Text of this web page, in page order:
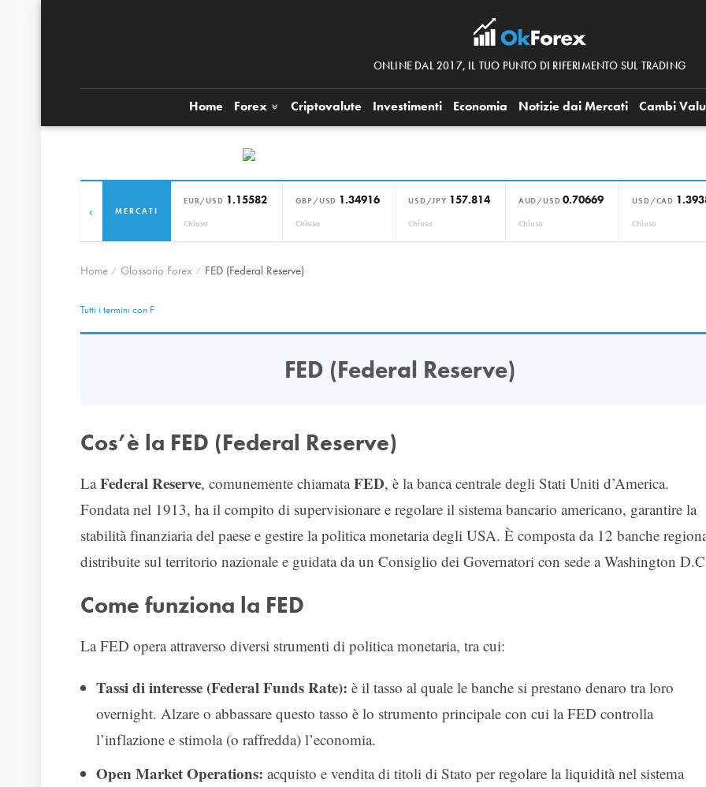
ONLINE DAL 2017, IL TUO PUNTO DI RIFERIMENTO SUL TRADING
Home Forex Criptovalute Investimenti Economia Notizie dai Mercati Cambi
MERCATI
EUR/USD 1.15582
Chiuso
GBP/USD 1.34916
Chiuso
USD/JPY 157.814
Chiuso
AUD/USD 0.70669
Chiuso
USD/CAD
Chiuso
‹
Home Glossario Forex FED (Federal Reserve)
Tutti i termini con F
FED (Federal Reserve)
Cos’è la FED (Federal Reserve)
LaFederal Reserve, comunemente chiamataFED, è la banca centrale degli Stati Uniti d’America.
Fondata nel 1913, ha il compito di supervisionare e regolare il sistema bancario americano, garantire la
stabilità finanziaria del paese e gestire la politica monetaria degli USA. È composta da 12 banche
distribuite sul territorio nazionale e guidata da un Consiglio dei Governatori con sede a Washington
Come funziona la FED
La FED opera attraverso diversi strumenti di politica monetaria, tra cui:
Tassi di interesse (Federal Funds Rate): è il tasso al quale le banche si prestano denaro tra loro
overnight. Alzare o abbassare questo tasso è lo strumento principale con cui la FED controlla
l’inflazione e stimola (o raffredda) l’economia.
Open Market Operations: acquisto e vendita di titoli di Stato per regolare la liquidità nel sistema